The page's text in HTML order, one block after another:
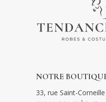
NOTRE
33, rue Saint-Corneille